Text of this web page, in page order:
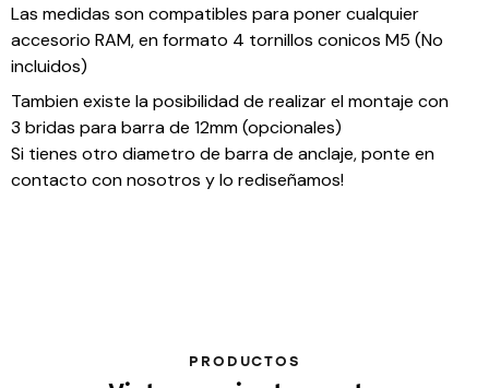
Las medidas son compatibles para poner cualquier
accesorio RAM, en formato 4 tornillos conicos M5 (No
incluidos)
Tambien existe la posibilidad de realizar el montaje con
3 bridas para barra de 12mm (opcionales)
Si tienes otro diametro de barra de anclaje, ponte en
contacto con nosotros y lo rediseñamos!
PRODUCTOS